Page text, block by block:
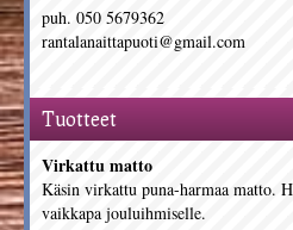
puh. 050 5679362
rantalanaittapuoti@gmail.com
Tuotteet
Virkattu matto
Käsin virkattu puna-harmaa matto.
vaikkapa jouluihmiselle.